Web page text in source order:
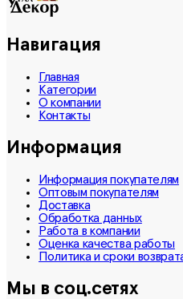
Навигация
Главная
Категории
О компании
Контакты
Информация
Информация покупателям
Оптовым покупателям
Доставка
Обработка данных
Работа в компании
Оценка качества работы
Политика и сроки
Мы в соц.сетях